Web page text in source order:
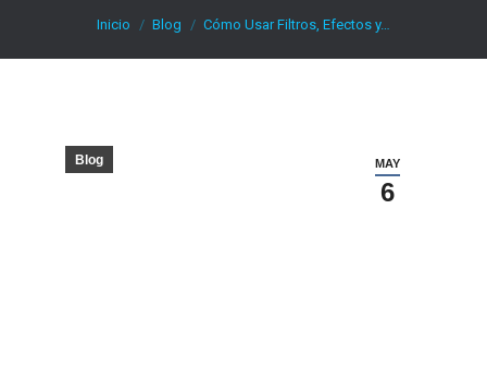
Estás aquí:
Inicio Blog Cómo Usar Filtros, Efectos y…
MAY
6
Blog